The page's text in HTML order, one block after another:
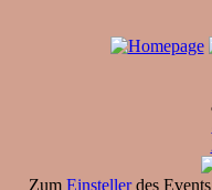
Zum Einstellerdes